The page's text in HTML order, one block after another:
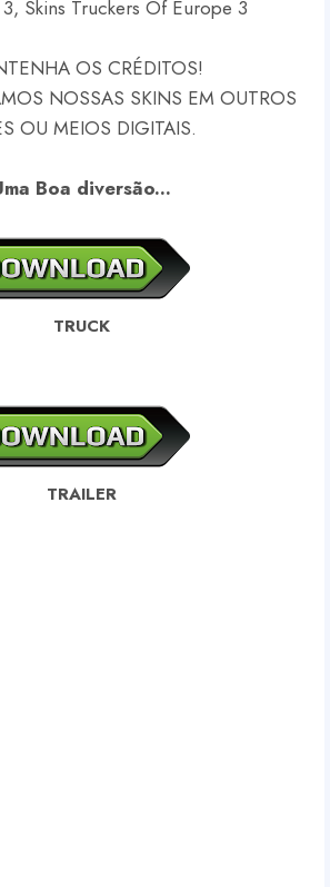
Skins Truckers Of Europe 3
OS CRÉDITOS!
NOSSAS SKINS EM OUTROS
OU MEIOS DIGITAIS.
Boa diversão...
TRUCK
TRAILER